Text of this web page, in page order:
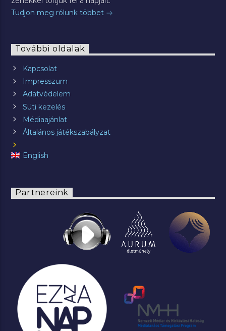
Tudjon meg rólunk többet
További oldalak
Kapcsolat
Impresszum
Adatvédelem
Süti kezelés
Médiaajánlat
Általános játékszabályzat
English
Partnereink